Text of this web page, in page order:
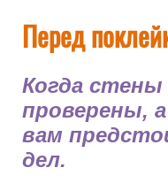
Перед
Когда
проверены,
вам
дел.